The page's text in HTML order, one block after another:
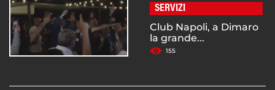
SERVIZI
Club Napoli, a Dimaro
la grande...
155